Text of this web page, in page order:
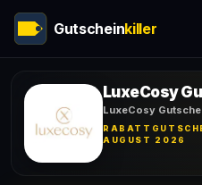
Gutscheinkiller
LuxeCosy
LuxeCosy
AUGUST 2026